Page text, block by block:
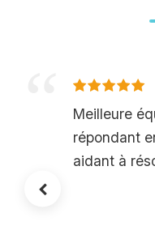
Meilleure
répondant
aidant à